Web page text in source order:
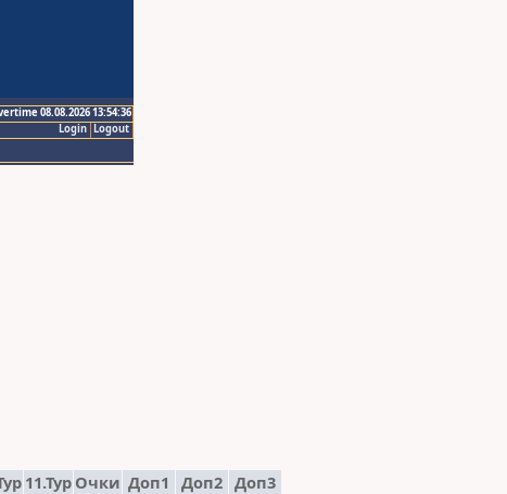
08.08.2026 13:54:36
Logout
Login
11.Тур Очки Доп1 Доп2 Доп3